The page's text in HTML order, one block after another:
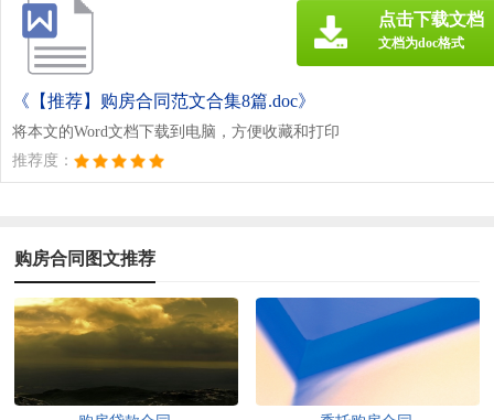
《【推荐】购房合同范文合集8篇.doc》
将本文的Word文档下载到电脑，方便收藏和打印
推荐度：
点击下载文档
文档为doc格式
购房合同图文推荐